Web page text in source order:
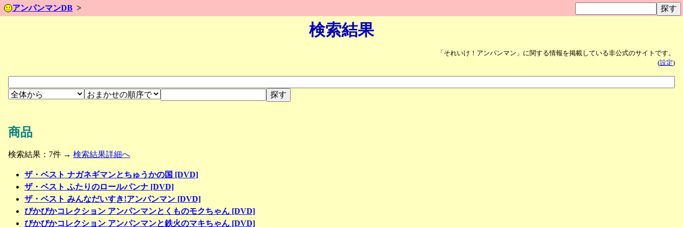
アンパンマンDB
検索結果
「それいけ！アンパンマン」に関する情報を掲載している非公式のサイトです。
(設定)
商品
検索結果：7件 → 検索結果詳細へ
ザ・ベスト ナガネギマンとちゅうかの国 [DVD]
ザ・ベスト ふたりのロールパンナ [DVD]
ザ・ベスト みんなだいすき!アンパンマン [DVD]
ぴかぴかコレクション アンパンマンとくものモクちゃん [DVD]
ぴかぴかコレクション アンパンマンと鉄火のマキちゃん [DVD]